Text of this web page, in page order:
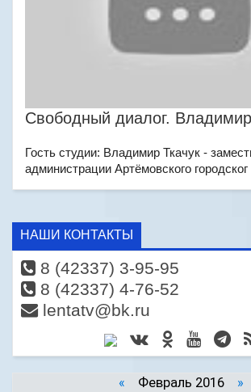
Свободный диалог. Владимир
Гость студии: Владимир Ткачук -
администрации Артёмовского городског
НАШИ КОНТАКТЫ
8 (42337) 3-95-95
8 (42337) 4-76-52
lentatv@bk.ru
« Февраль 2016 »